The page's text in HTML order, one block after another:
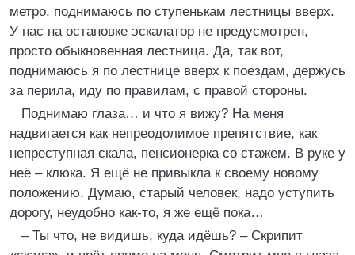
метро, поднимаюсь по ступенькам лестницы вверх.
У нас на остановке эскалатор не предусмотрен,
просто обыкновенная лестница. Да, так вот,
поднимаюсь я по лестнице вверх к поездам, держусь
за перила, иду по правилам, с правой стороны.
Поднимаю глаза… и что я вижу? На меня
надвигается как непреодолимое препятствие, как
непреступная скала, пенсионерка со стажем. В руке у
неё – клюка. Я ещё не привыкла к своему новому
положению. Думаю, старый человек, надо уступить
дорогу, неудобно как-то, я же ещё пока…
– Ты что, не видишь, куда идёшь? – Скрипит